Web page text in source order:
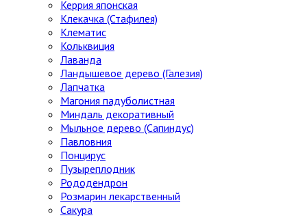
Керрия японская
Клекачка (Стафилея)
Клематис
Кольквиция
Лаванда
Ландышевое дерево (Галезия)
Лапчатка
Магония падуболистная
Миндаль декоративный
Мыльное дерево (Сапиндус)
Павловния
Понцирус
Пузыреплодник
Рододендрон
Розмарин лекарственный
Сакура